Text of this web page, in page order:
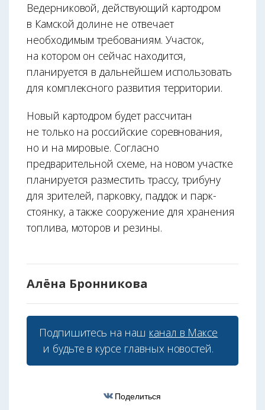
Ведерниковой, действующий картодром
в Камской долине не отвечает
необходимым требованиям. Участок,
на котором он сейчас находится,
планируется в дальнейшем использовать
для комплексного развития территории.
Новый картодром будет рассчитан
не только на российские соревнования,
но и на мировые. Согласно
предварительной схеме, на новом участке
планируется разместить трассу, трибуну
для зрителей, парковку, паддок и парк-
стоянку, а также сооружение для хранения
топлива, моторов и резины.
Алёна Бронникова
Подпишитесь на наш канал в Максе
и будьте в курсе главных новостей.
Поделиться